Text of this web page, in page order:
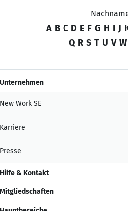
A B C D E F G H I J
Q R S T U V W
Unternehmen
New Work SE
Karriere
Presse
Hilfe & Kontakt
Mitgliedschaften